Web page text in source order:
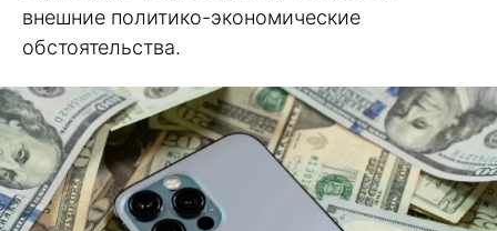
внешние политико-экономические
обстоятельства.